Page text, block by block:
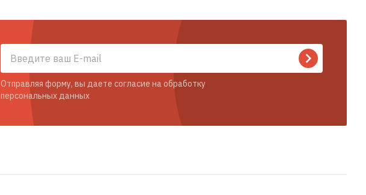
Отправляя форму, вы даете согласие на обработку
персональных данных